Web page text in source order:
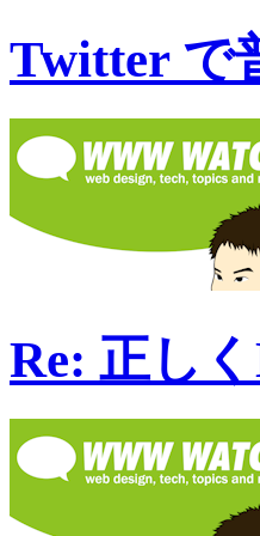
Twitter で
Re: 正し